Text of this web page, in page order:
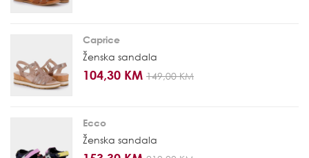
Caprice
Ženska sandala
104,30 KM 149,00 KM
Ecco
Ženska sandala